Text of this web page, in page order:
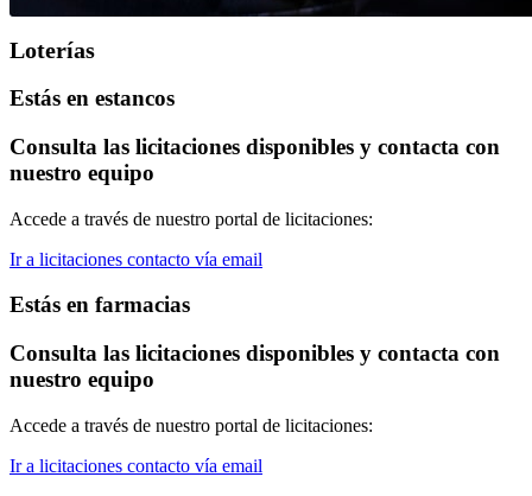
Loterías
Estás en estancos
Consulta las licitaciones disponibles y contacta con
nuestro equipo
Accede a través de nuestro portal de licitaciones:
Ir a licitaciones contacto vía email
Estás en farmacias
Consulta las licitaciones disponibles y contacta con
nuestro equipo
Accede a través de nuestro portal de licitaciones:
Ir a licitaciones contacto vía email